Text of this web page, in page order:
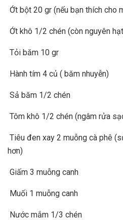
Ớt bột 20 gr (nếu bạn thích cho
Ớt khô 1/2 chén (còn nguyên
Tỏi băm 10 gr
Hành tím 4 củ ( băm nhuyễn)
Sả băm 1/2 chén
Tôm khô 1/2 chén (ngâm rửa
Tiêu đen xay 2 muỗng cà phê
hơn)
Giấm 3 muỗng canh
Muối 1 muỗng canh
Nước mắm 1/3 chén